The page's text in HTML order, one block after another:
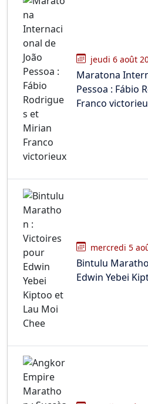
jeudi 6 août
Maratona
Pessoa : Fábio
Franco
mercredi 5
Bintulu
Edwin Yebei